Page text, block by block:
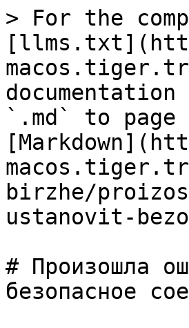
> For the
`.md` to
birzhe/
ustanovit-
# Произошла
безопасное